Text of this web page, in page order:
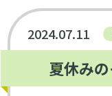
2024.07.11
夏休み